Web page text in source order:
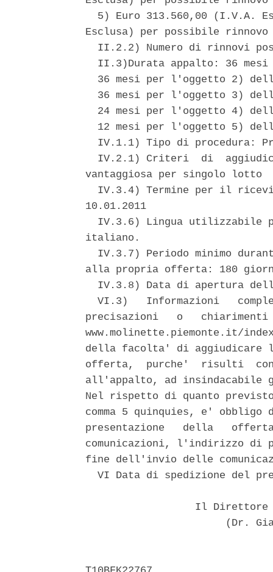
5) Euro 313.560,00 (I.V.A.
Esclusa) per possibile
II.2.2) Numero di rinnovi
II.3)Durata appalto: 36
36 mesi per l'oggetto 2)
36 mesi per l'oggetto 3)
24 mesi per l'oggetto 4)
12 mesi per l'oggetto 5)
IV.1.1) Tipo di procedura:
IV.2.1) Criteri  di
vantaggiosa per singolo lotto
IV.3.4) Termine per il
10.01.2011
IV.3.6) Lingua utilizzabile
italiano.
IV.3.7) Periodo minimo
alla propria offerta: 180
IV.3.8) Data di apertura
VI.3)   Informazioni
precisazioni   o
www.molinette.piemonte.it/
della facolta' di aggiudicare
offerta,  purche'  risulti
all'appalto, ad insindacabile
Nel rispetto di quanto
comma 5 quinquies, e'
presentazione   della
comunicazioni, l'indirizzo di
fine dell'invio delle
VI Data di spedizione del
Il
(Dr.